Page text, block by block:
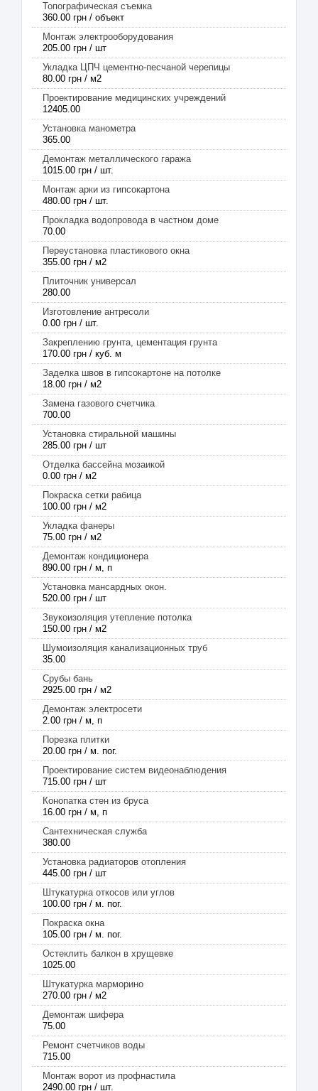
Топографическая съемка
360.00 грн / объект
Монтаж электрооборудования
205.00 грн / шт
Укладка ЦПЧ цементно-песчаной черепицы
80.00 грн / м2
Проектирование медицинских учреждений
12405.00
Установка манометра
365.00
Демонтаж металлического гаража
1015.00 грн / шт.
Монтаж арки из гипсокартона
480.00 грн / шт.
Прокладка водопровода в частном доме
70.00
Переустановка пластикового окна
355.00 грн / м2
Плиточник универсал
280.00
Изготовление антресоли
0.00 грн / шт.
Закреплению грунта, цементация грунта
170.00 грн / куб. м
Заделка швов в гипсокартоне на потолке
18.00 грн / м2
Замена газового счетчика
700.00
Установка стиральной машины
285.00 грн / шт
Отделка бассейна мозаикой
0.00 грн / м2
Покраска сетки рабица
100.00 грн / м2
Укладка фанеры
75.00 грн / м2
Демонтаж кондиционера
890.00 грн / м, п
Установка мансардных окон.
520.00 грн / шт
Звукоизоляция утепление потолка
150.00 грн / м2
Шумоизоляция канализационных труб
35.00
Срубы бань
2925.00 грн / м2
Демонтаж электросети
2.00 грн / м, п
Порезка плитки
20.00 грн / м. пог.
Проектирование систем видеонаблюдения
715.00 грн / шт
Конопатка стен из бруса
16.00 грн / м, п
Сантехническая служба
380.00
Установка радиаторов отопления
445.00 грн / шт
Штукатурка откосов или углов
100.00 грн / м. пог.
Покраска окна
105.00 грн / м. пог.
Остеклить балкон в хрущевке
1025.00
Штукатурка марморино
270.00 грн / м2
Демонтаж шифера
75.00
Ремонт счетчиков воды
715.00
Монтаж ворот из профнастила
2490.00 грн / шт.